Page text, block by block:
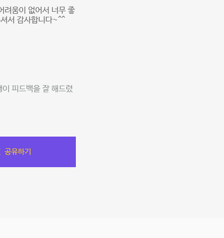
려움이 없어서 너무 좋
서 감사합니다~^^
피드백을 잘 해드렸
공유하기